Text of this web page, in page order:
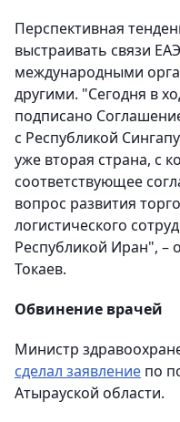
Перспективная
выстраивать связи
международными
другими. "Сегодня в
подписано
с Республикой
уже вторая страна, с
соответствующее
вопрос развития
логистического
Республикой Иран",
Токаев.
Обвинение врачей
Министр
сделал заявление по
Атырауской области.